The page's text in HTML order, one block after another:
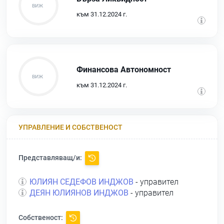
към 31.12.2024 г.
Финансова Автономност
към 31.12.2024 г.
УПРАВЛЕНИЕ И СОБСТВЕНОСТ
Представляващ/и:
ЮЛИЯН СЕДЕФОВ ИНДЖОВ - управител
ДЕЯН ЮЛИЯНОВ ИНДЖОВ - управител
Собственост: